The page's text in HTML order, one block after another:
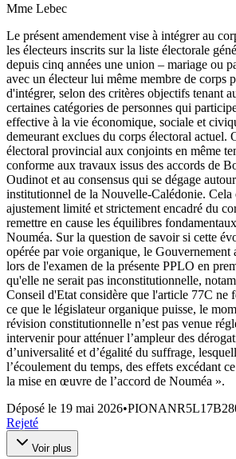
Mme Lebec
Le présent amendement vise à intégrer au
les électeurs inscrits sur la liste électorale
depuis cinq années une union – mariage ou
avec un électeur lui même membre de corps
d'intégrer, selon des critères objectifs tenant
certaines catégories de personnes qui
effective à la vie économique, sociale et
demeurant exclues du corps électoral actuel.
électoral provincial aux conjoints en même
conforme aux travaux issus des accords de
Oudinot et au consensus qui se dégage
institutionnel de la Nouvelle-Calédonie. Cela
ajustement limité et strictement encadré du
remettre en cause les équilibres
Nouméa. Sur la question de savoir si cette
opérée par voie organique, le Gouvernement
lors de l'examen de la présente PPLO en
qu'elle ne serait pas inconstitutionnelle,
Conseil d'Etat considère que l'article 77C ne
ce que le législateur organique puisse, le
révision constitutionnelle n’est pas venue
intervenir pour atténuer l’ampleur des
d’universalité et d’égalité du suffrage,
l’écoulement du temps, des effets excédant
la mise en œuvre de l’accord de Nouméa ».
Déposé le 19 mai 2026•
Rejeté
Voir plus